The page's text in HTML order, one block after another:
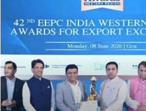
डॉलर्सवरून
१२२.४३
अब्ज
डॉलर्सपर्यंत